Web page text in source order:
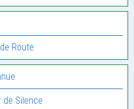
Route
de Silence